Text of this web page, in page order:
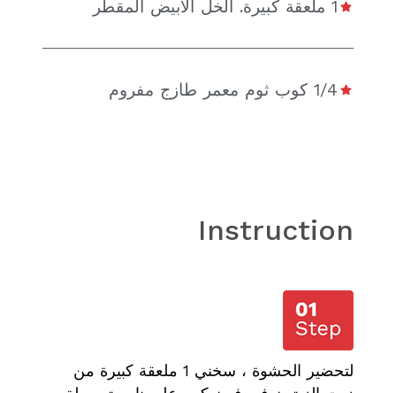
1 ملعقة كبيرة. الخل الأبيض المقطر
1/4 كوب ثوم معمر طازج مفروم
Instruction
لتحضير الحشوة ، سخني 1 ملعقة كبيرة من